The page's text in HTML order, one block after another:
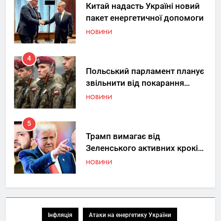
Китай надасть Україні новий
пакет енергетичної допомоги
НОВИНИ
4
Польський парламент планує
звільнити від покарання
добровольців ЗСУ
НОВИНИ
5
Трамп вимагає від
Зеленського активних кроків
у мирному процесі
НОВИНИ
6
“Київтеплоенерго” через
Інфляція Атаки на енергетику України